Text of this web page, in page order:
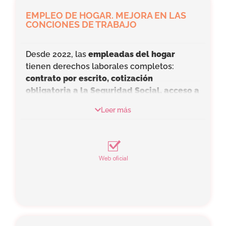
EMPLEO DE HOGAR. MEJORA EN LAS
CONCIONES DE TRABAJO
Desde 2022, lasempleadas del hogar
tienen derechos laborales completos:
contrato por escrito, cotización
obligatoria a la Seguridad Social, acceso a
jubilación y maternidad, y mayor
seguridad,
prestaciones y derechos iguales al resto
Leer más